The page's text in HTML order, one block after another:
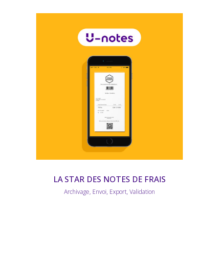
LA STAR DES NOTES DE FRAIS
Archivage, Envoi, Export, Validation